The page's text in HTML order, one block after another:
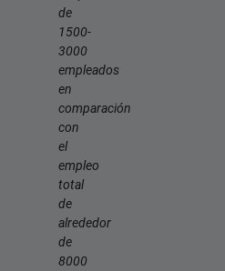
de
1500-
3000
empleados
en
comparación
con
el
empleo
total
de
alrededor
de
8000